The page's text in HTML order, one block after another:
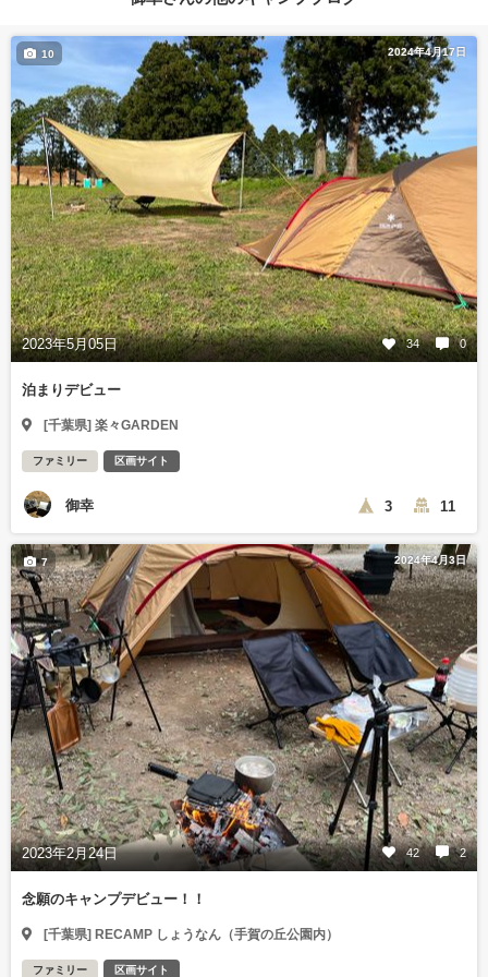
2024年4月17日
2023年5月05日 34 0
10
泊まりデビュー
[千葉県] 楽々GARDEN
ファミリー 区画サイト
御幸 3 11
2024年4月3日
2023年2月24日 42 2
7
念願のキャンプデビュー！！
[千葉県] RECAMP しょうなん（手賀の丘公園内）
ファミリー 区画サイト